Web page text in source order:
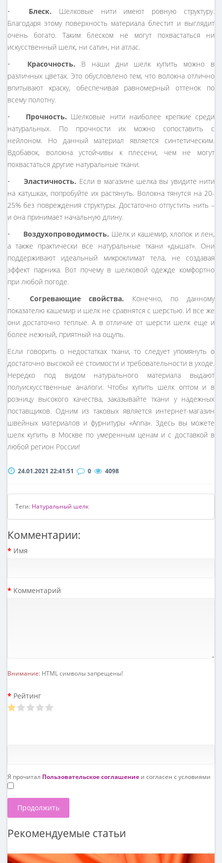
•
Блеск. Шелковые нити имеют ровную структуру.
Благодаря этому поверхность материала блестит и выглядит
очень богато. Таким блеском не могут похвастаться ни
искусственный шелк, ни сатин, ни атлас.
•
Красочность. В наши дни шелк купить можно в
различных цветах. Это обусловлено тем, что волокна отлично
впитывают краску, обеспечивая равномерный оттенок по
всему полотну.
•
Прочность. Шелковые нити наиболее крепкие среди
натуральных. По прочности их можно сопоставить с
нейлоном. Но данный материал является синтетическим.
Вдобавок, волокна устойчивы к плесени, чем не могут
похвастаться другие натуральные ткани.
•
Эластичность. Если в магазине шелка вы увидите нити
на катушках, попробуйте их растянуть. Волокна тянутся на 20-
25% без повреждения структуры. Достаточно отпустить нить –
и она принимает начальную длину.
•
Воздухопроводимость. Шелк и кашемир, хлопок и лен,
а также практически все натуральные ткани «дышат». Они
поддерживают идеальный микроклимат тела, не создавая
эффект парника. Вот почему в шелковой одежде комфортно
при любой погоде.
•
Согревающие свойства. Конечно, по данному
показателю кашемир и шелк не сравнятся с шерстью. И все же
они достаточно теплые. А в отличие от шерсти шелк еще и
более нежный, приятный на ощупь.
Если говорить о недостатках ткани, то следует упомянуть о
достаточно высокой ее стоимости и требовательности в уходе.
Нередко под видом натурального материала выдают
полуискусственные аналоги. Чтобы купить шелк оптом и в
розницу высокого качества, заказывайте ткани у надежных
поставщиков. Одним из таковых является интернет-магазин
швейных материалов и фурнитуры «Anna». Здесь вы можете
шелк купить в Москве по умеренным ценам и с доставкой в
любой регион России!
24.01.2021 22:41:51 0 4098
Теги: Натуральный шелк
Комментарии:
Имя
Комментарий
Внимание: HTML символы запрещены!
Рейтинг
Я прочитал Пользовательское соглашение и согласен с условиями
Продолжить
Рекомендуемые статьи